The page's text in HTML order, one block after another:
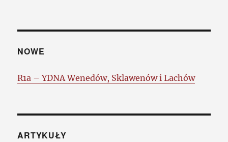
NOWE
R1a – YDNA Wenedów, Sklawenów i Lachów
ARTYKUŁY